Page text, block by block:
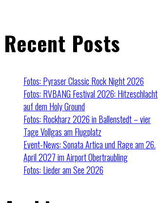
Recent Posts
Fotos: Pyraser Classic Rock Night 2026
Fotos: RVBANG Festival 2026: Hitzeschlacht
auf dem Holy Ground
Fotos: Rockharz 2026 in Ballenstedt – vier
Tage Vollgas am Flugplatz
Event-News: Sonata Artica und Rage am 26.
April 2027 im Airport Obertraubling
Fotos: Lieder am See 2026